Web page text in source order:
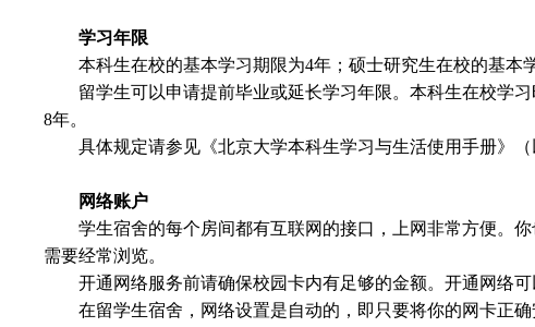
学习年限
本科生在校的基本学习期限为4年；硕士研究生在校的基本
留学生可以申请提前毕业或延长学习年限。本科生在校学
8年。
具体规定请参见《北京大学本科生学习与生活使用手册》
网络账户
学生宿舍的每个房间都有互联网的接口，上网非常方便。
需要经常浏览。
开通网络服务前请确保校园卡内有足够的金额。开通网络
在留学生宿舍，网络设置是自动的，即只要将你的网卡正